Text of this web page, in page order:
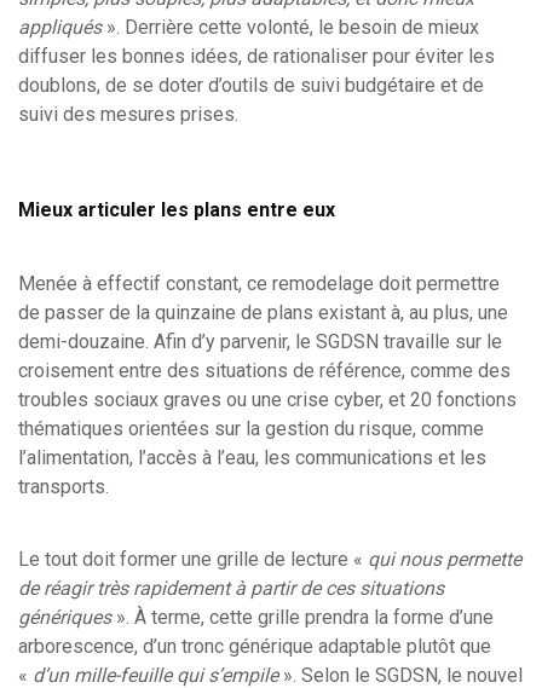
appliqués». Derrière cette volonté, le besoin de mieux
diffuser les bonnes idées, de rationaliser pour éviter les
doublons, de se doter d’outils de suivi budgétaire et de
suivi des mesures prises.
Mieux articuler les plans entre eux
Menée à effectif constant, ce remodelage doit permettre
de passer de la quinzaine de plans existant à, au plus, une
demi-douzaine. Afin d’y parvenir, le SGDSN travaille sur le
croisement entre des situations de référence, comme des
troubles sociaux graves ou une crise cyber, et 20 fonctions
thématiques orientées sur la gestion du risque, comme
l’alimentation, l’accès à l’eau, les communications et les
transports.
Le tout doit former une grille de lecture « qui nous permette
de réagir très rapidement à partir de ces situations
génériques». À terme, cette grille prendra la forme d’une
arborescence, d’un tronc générique adaptable plutôt que
« d’un mille-feuille qui s’empile». Selon le SGDSN, le nouvel